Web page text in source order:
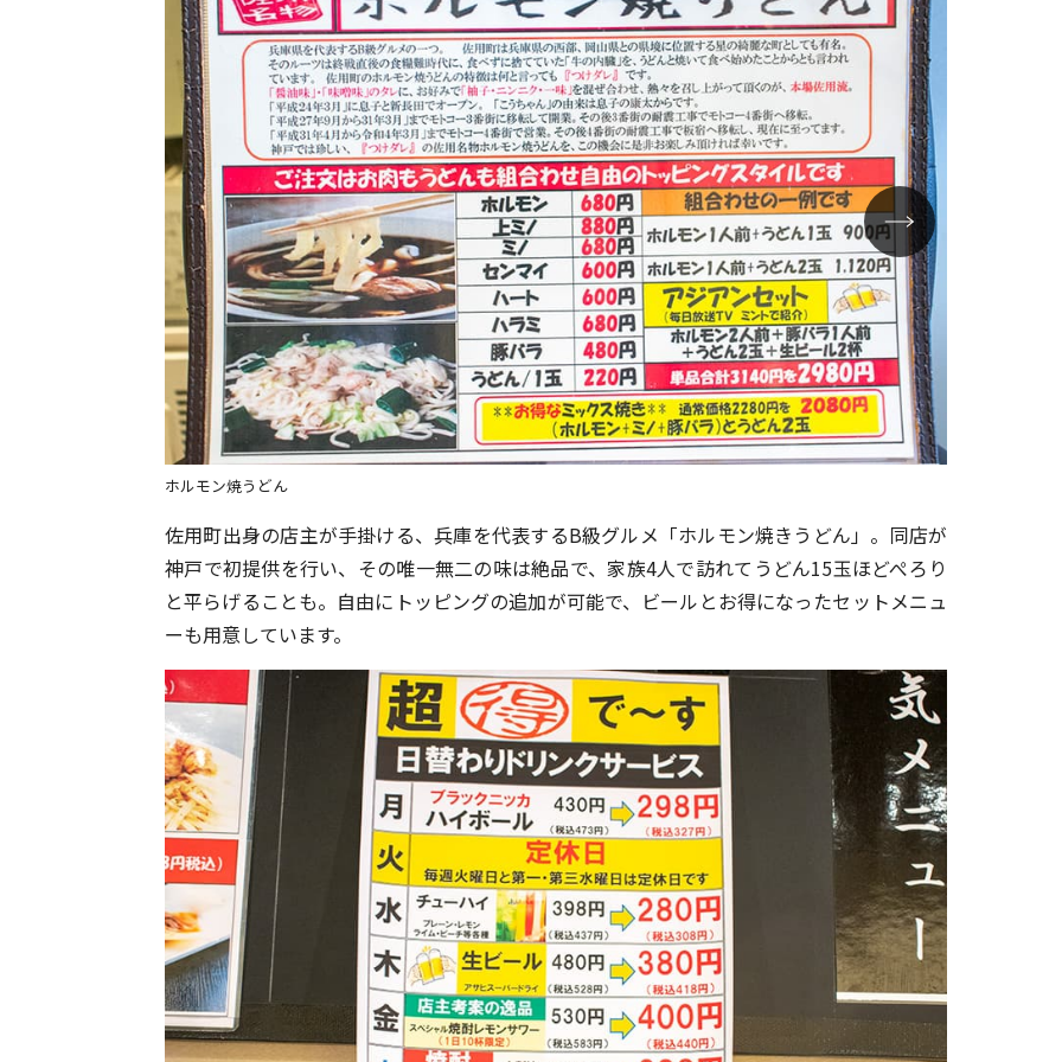
ホルモン焼うどん
佐用町出身の店主が手掛ける、兵庫を代表するB級グルメ「ホルモン焼きうどん」。同店が
神戸で初提供を行い、その唯一無二の味は絶品で、家族4人で訪れてうどん15玉ほどぺろり
と平らげることも。自由にトッピングの追加が可能で、ビールとお得になったセットメニュ
ーも用意しています。